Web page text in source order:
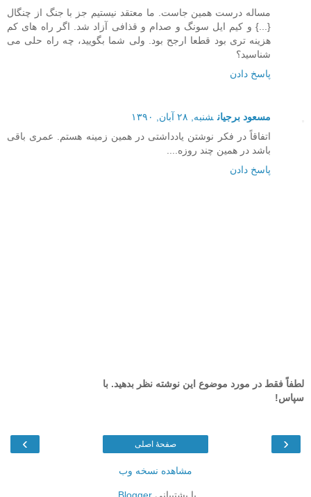
مساله درست همین جاست. ما معتقد نیستیم جز با جنگ از چنگال
{...} و کیم ایل سونگ و صدام و قذافی آزاد شد. اگر راه های کم
هزینه تری بود قطعا ارجح بود. ولی شما بگویید، چه راه حلی می
شناسید؟
پاسخ دادن
مسعود برجیان شنبه, ۲۸ آبان, ۱۳۹۰
اتفاقاً در فکر نوشتن یادداشتی در همین زمینه هستم. عمری باقی
باشد در همین چند روزه....
پاسخ دادن
لطفاً فقط در مورد موضوع این نوشته نظر بدهید. با
سپاس!
‹
› صفحهٔ اصلی
مشاهده نسخه وب